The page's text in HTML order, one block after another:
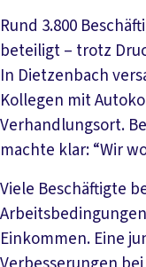
Rund 3.800
beteiligt – trotz
In Dietzenbach
Kollegen mit
Verhandlungsort.
machte klar: “Wir
Viele Beschäftigte
Einkommen. Eine